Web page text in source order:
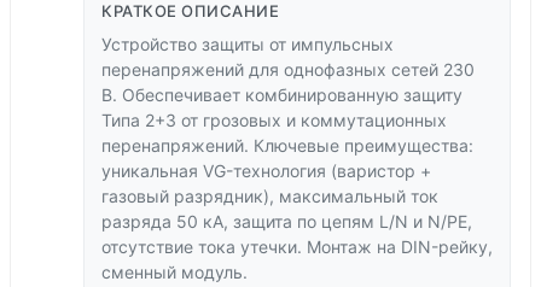
КРАТКОЕ ОПИСАНИЕ
Устройство защиты от импульсных
перенапряжений для однофазных сетей 230
В. Обеспечивает комбинированную защиту
Типа 2+3 от грозовых и коммутационных
перенапряжений. Ключевые преимущества:
уникальная VG-технология (варистор +
газовый разрядник), максимальный ток
разряда 50 кА, защита по цепям L/N и N/PE,
отсутствие тока утечки. Монтаж на DIN-рейку,
сменный модуль.